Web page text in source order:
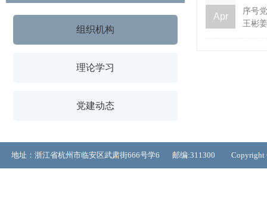
组织机构
理论学习
党建动态
Apr
序号
王彬
地址：浙江省杭州市临安区武肃街666号学6 邮编:311300 Copyright